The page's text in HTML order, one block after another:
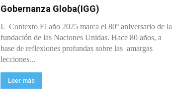
Gobernanza Globa(IGG)
I. Contexto El año 2025 marca el 80º aniversario de la
fundación de las Naciones Unidas. Hace 80 años, a
base de reflexiones profundas sobre las amargas
lecciones...
Leer más